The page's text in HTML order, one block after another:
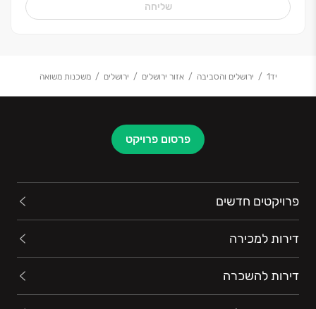
שליחה
יד1 ירושלים והסביבה אזור ירושלים ירושלים משכנות משואה
פרסום פרויקט
פרויקטים חדשים
דירות למכירה
דירות להשכרה